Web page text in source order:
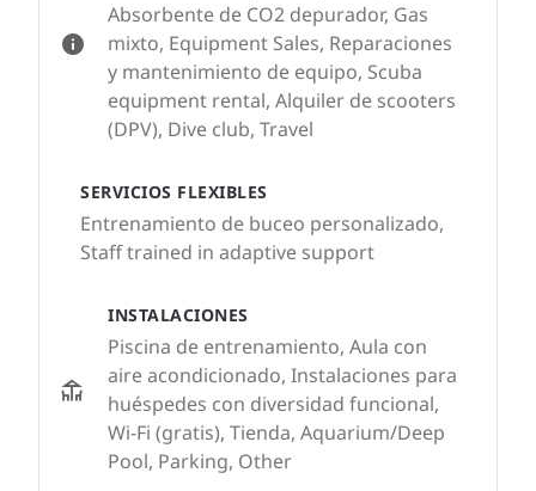
Absorbente de CO2 depurador, Gas
mixto, Equipment Sales, Reparaciones
y mantenimiento de equipo, Scuba
equipment rental, Alquiler de scooters
(DPV), Dive club, Travel
SERVICIOS FLEXIBLES
Entrenamiento de buceo personalizado,
Staff trained in adaptive support
INSTALACIONES
Piscina de entrenamiento, Aula con
aire acondicionado, Instalaciones para
huéspedes con diversidad funcional,
Wi-Fi (gratis), Tienda, Aquarium/Deep
Pool, Parking, Other